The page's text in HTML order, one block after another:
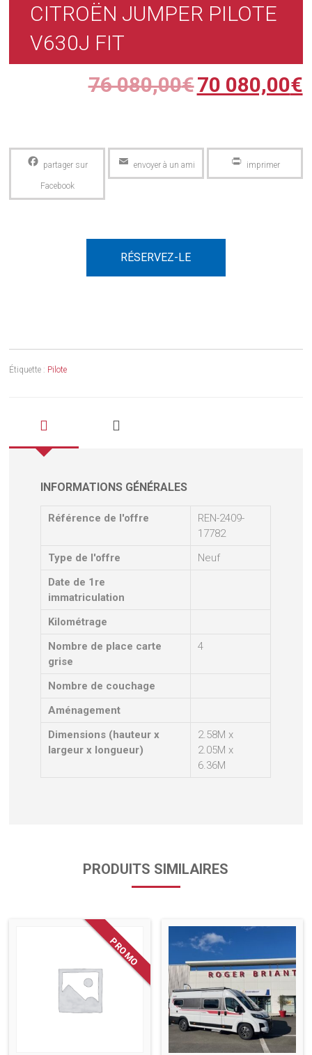
CITROËN JUMPER PILOTE
V630J FIT
76 080,00€70 080,00€
Facebook Email PrintFriendly
RÉSERVEZ-LE
Étiquette : Pilote
INFORMATIONS GÉNÉRALES
Référence de l'offre
REN-2409-
17782
Type de l'offre
Neuf
Date de 1re
immatriculation
Kilométrage
Nombre de place carte
grise
4
Nombre de couchage
Aménagement
Dimensions (hauteur x
largeur x longueur)
2.58M x
2.05M x
6.36M
PRODUITS SIMILAIRES